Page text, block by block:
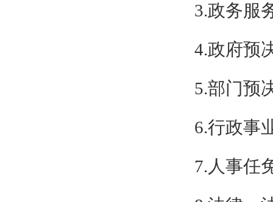
3.政务服
4.政府预
5.部门预
6.行政事
7.人事任